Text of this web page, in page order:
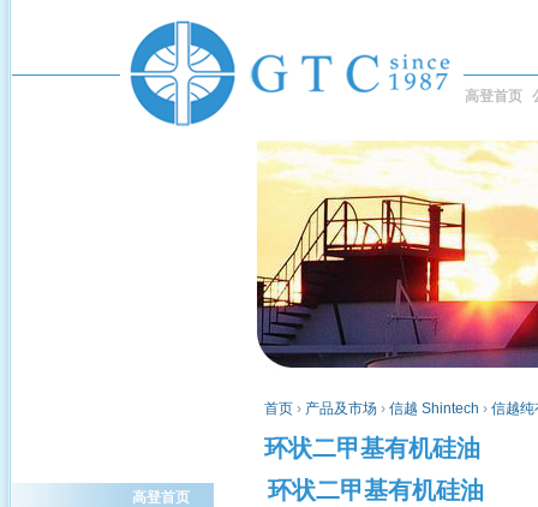
高登首页
首页 › 产品及市场 › 信越 Shintech › 信越纯
环状二甲基有机硅油
环状二甲基有机硅油
高登首页